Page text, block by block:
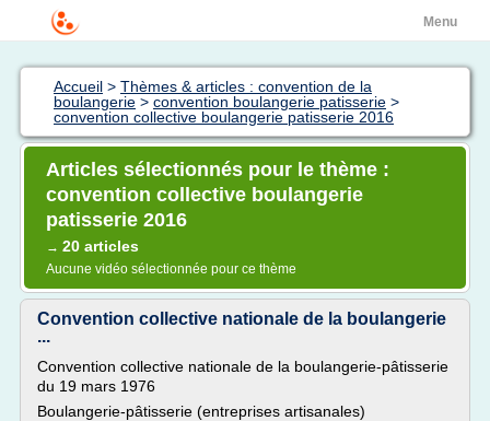
Menu
Accueil > Thèmes & articles : convention de la
boulangerie > convention boulangerie patisserie >
convention collective boulangerie patisserie 2016
Articles sélectionnés pour le thème :
convention collective boulangerie
patisserie 2016
→ 20 articles
Aucune vidéo sélectionnée pour ce thème
Convention collective nationale de la boulangerie
...
Convention collective nationale de la boulangerie-pâtisserie
du 19 mars 1976
Boulangerie-pâtisserie (entreprises artisanales)